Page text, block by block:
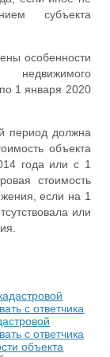
субъекта
особенности
недвижимого
1 января 2020
период должна
объекта
года или с 1
стоимость
если на 1
или
с ответчика